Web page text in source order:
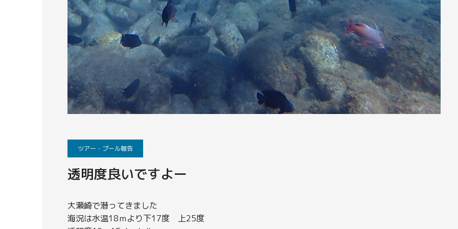
ツアー・プール報告
透明度良いですよー
大瀬崎で潜ってきました
海況は水温18ｍより下17度 上25度